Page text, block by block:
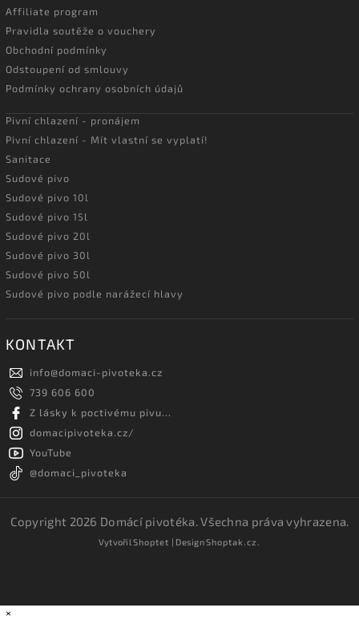
Affiliate program
Pravidla soutěže o vouchery
Obchodní podmínky
Odstoupení od smlouvy
Podmínky ochrany osobních údajů
Pivní chlazení - pronájem
Pivní chlazení - Mít vlastní se vyplatí!
Sanitace
Sudové pivo
Sudové pivo 10l
Sudové pivo 15l
Sudové pivo 20l
Sudové pivo 30l
Sudové pivo 50l
Sudové pivo podle narážecí hlavy
KONTAKT
info@domaci-pivoteka.cz
739 606 600
Z lásky k poctivému pivu...
domacipivoteka.cz/
YouTube
@domaci_pivoteka
Copyright 2026 Domácí pivotéka. Všechna práva vyhrazena.
VytvořilShoptet | DesignShoptak.cz.
×